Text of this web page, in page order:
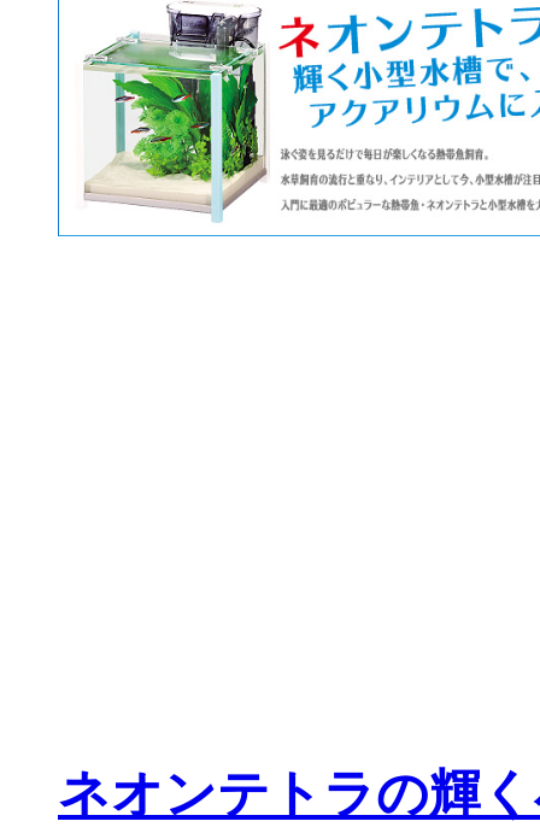
ネオンテトラの輝